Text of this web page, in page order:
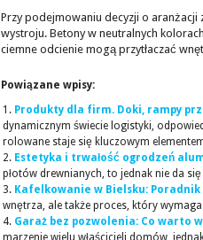
Przy podejmowaniu decyzji o
wystroju. Betony w neutralnych
ciemne odcienie mogą przytłaczać
Powiązane wpisy:
Produkty dla firm. Doki, rampy
dynamicznym świecie logistyki,
rolowane staje się kluczowym
Estetyka i trwałość ogrodzeń
płotów drewnianych, to jednak nie da
Kafelkowanie w Bielsku:
wnętrza, ale także proces, który
Garaż bez pozwolenia: Co warto
marzenie wielu właścicieli domów,